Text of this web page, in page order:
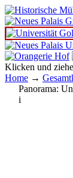
Klicken und
Home →
Panorama:
i